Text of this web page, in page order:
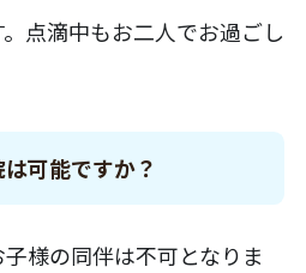
点滴中もお二人でお過ごし
可能ですか？
様の同伴は不可となりま